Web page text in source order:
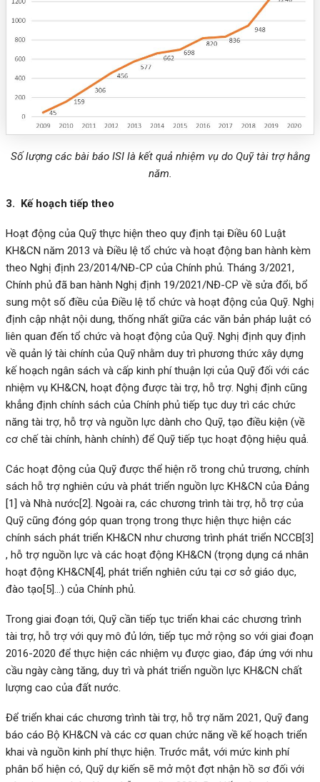
Số lượng các bài báo ISI là kết quả nhiệm vụ do Quỹ tài trợ hằng
năm.
3. Kế hoạch tiếp theo
Hoạt động của Quỹ thực hiện theo quy định tại Điều 60 Luật
KH&CN năm 2013 và Điều lệ tổ chức và hoạt động ban hành kèm
theo Nghị định 23/2014/NĐ-CP của Chính phủ. Tháng 3/2021,
Chính phủ đã ban hành Nghị định 19/2021/NĐ-CP về sửa đổi, bổ
sung một số điều của Điều lệ tổ chức và hoạt động của Quỹ. Nghị
định cập nhật nội dung, thống nhất giữa các văn bản pháp luật có
liên quan đến tổ chức và hoạt động của Quỹ. Nghị định quy định
về quản lý tài chính của Quỹ nhằm duy trì phương thức xây dựng
kế hoạch ngân sách và cấp kinh phí thuận lợi của Quỹ đối với các
nhiệm vụ KH&CN, hoạt động được tài trợ, hỗ trợ. Nghị định cũng
khẳng định chính sách của Chính phủ tiếp tục duy trì các chức
năng tài trợ, hỗ trợ và nguồn lực dành cho Quỹ, tạo điều kiện (về
cơ chế tài chính, hành chính) để Quỹ tiếp tục hoạt động hiệu quả.
Các hoạt động của Quỹ được thể hiện rõ trong chủ trương, chính
sách hỗ trợ nghiên cứu và phát triển nguồn lực KH&CN của Đảng
[1]
và Nhà nước[2] . Ngoài ra, các chương trình tài trợ, hỗ trợ của
Quỹ cũng đóng góp quan trọng trong thực hiện thực hiện các
chính sách phát triển KH&CN như chương trình phát triển NCCB[3]
, hỗ trợ nguồn lực và các hoạt động KH&CN (trọng dụng cá nhân
hoạt động KH&CN [4], phát triển nghiên cứu tại cơ sở giáo dục,
đào tạo[5] …) của Chính phủ.
Trong giai đoạn tới, Quỹ cần tiếp tục triển khai các chương trình
tài trợ, hỗ trợ với quy mô đủ lớn, tiếp tục mở rộng so với giai đoạn
2016-2020 để thực hiện các nhiệm vụ được giao, đáp ứng với nhu
cầu ngày càng tăng, duy trì và phát triển nguồn lực KH&CN chất
lượng cao của đất nước.
Để triển khai các chương trình tài trợ, hỗ trợ năm 2021, Quỹ đang
báo cáo Bộ KH&CN và các cơ quan chức năng về kế hoạch triển
khai và nguồn kinh phí thực hiện. Trước mắt, với mức kinh phí
phân bổ hiện có, Quỹ dự kiến sẽ mở một đợt nhận hồ sơ đối với